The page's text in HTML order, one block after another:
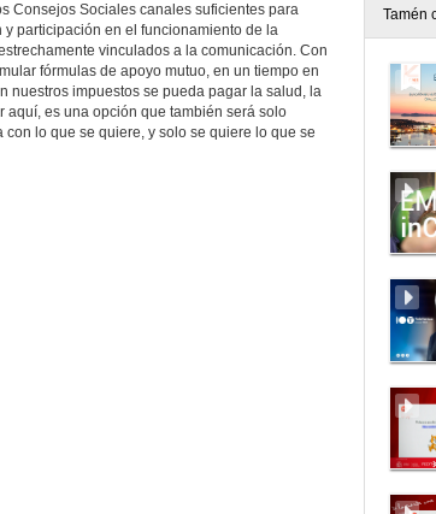
Consejos Sociales canales suficientes para
participación en el funcionamiento de la
vinculados a la comunicación. Con
fórmulas de apoyo mutuo, en un tiempo en
nuestros impuestos se pueda pagar la salud, la
es una opción que también será solo
lo que se quiere, y solo se quiere lo que se
Tamén